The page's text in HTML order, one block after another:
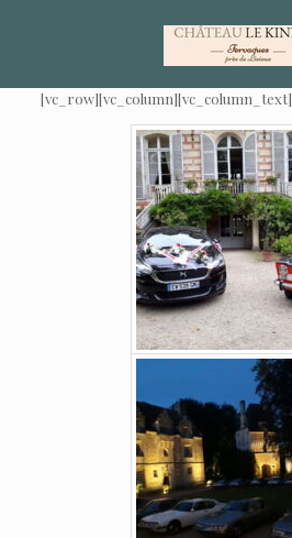
[vc_row][vc_column][vc_column_text]